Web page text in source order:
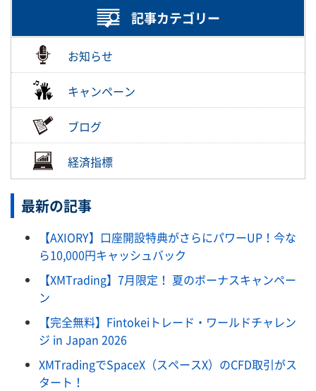
記事カテゴリー
お知らせ
キャンペーン
ブログ
経済指標
最新の記事
【AXIORY】口座開設特典がさらにパワーUP！今な
ら10,000円キャッシュバック
【XMTrading】7月限定！ 夏のボーナスキャンペー
ン
【完全無料】Fintokeiトレード・ワールドチャレン
ジ in Japan 2026
XMTradingでSpaceX（スペースX）のCFD取引がス
タート！